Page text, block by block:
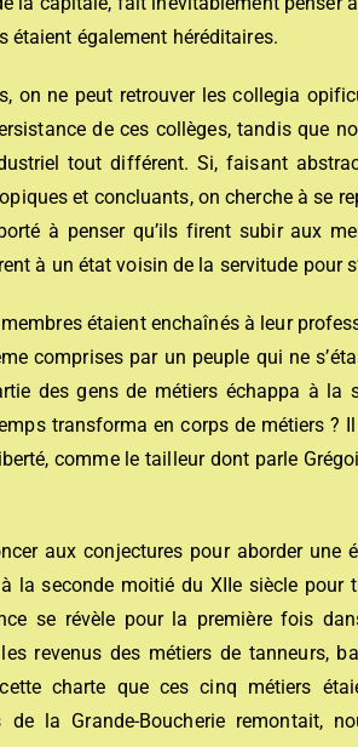
étaient également héréditaires.
on ne peut retrouver les collegia
de ces collèges, tandis que
tout différent. Si, faisant
et concluants, on cherche à se
à penser qu’ils firent subir aux
à un état voisin de la servitude pour
étaient enchaînés à leur
comprises par un peuple qui ne
des gens de métiers échappa à la
transforma en corps de métiers ?
comme le tailleur dont parle
aux conjectures pour aborder une
la seconde moitié du XIIe siècle pour
se révèle pour la première fois
revenus des métiers de tanneurs,
charte que ces cinq métiers
de la Grande-Boucherie remontait,